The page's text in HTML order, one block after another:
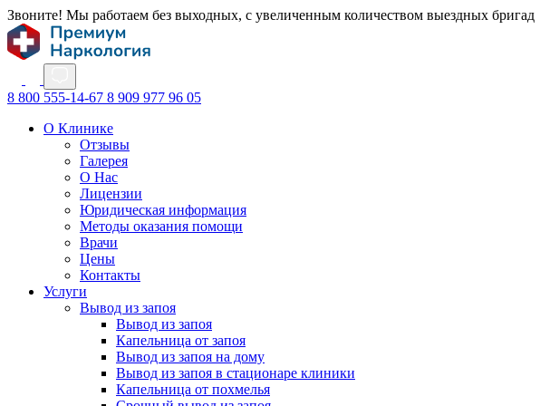
Звоните! Мы работаем без выходных, с увеличенным количеством выездных бригад
8 800 555-14-67 8 909 977 96 05
О Клинике
Отзывы
Галерея
О Нас
Лицензии
Юридическая информация
Методы оказания помощи
Врачи
Цены
Контакты
Услуги
Вывод из запоя
Вывод из запоя
Капельница от запоя
Вывод из запоя на дому
Вывод из запоя в стационаре клиники
Капельница от похмелья